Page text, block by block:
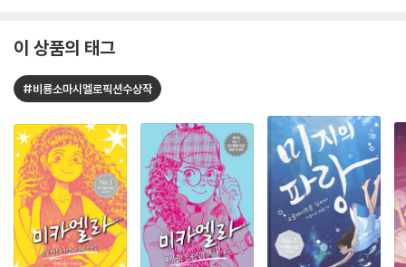
이 상품의 태그
#비룡소마시멜로픽션수상작